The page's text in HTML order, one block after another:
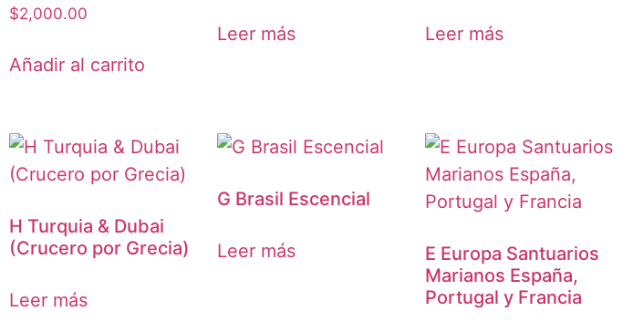
$2,000.00
Añadir al carrito
Leer más Leer más
H Turquia & Dubai
(Crucero por Grecia)
Leer más
G Brasil Escencial
Leer más
E Europa Santuarios
Marianos España,
Portugal y Francia